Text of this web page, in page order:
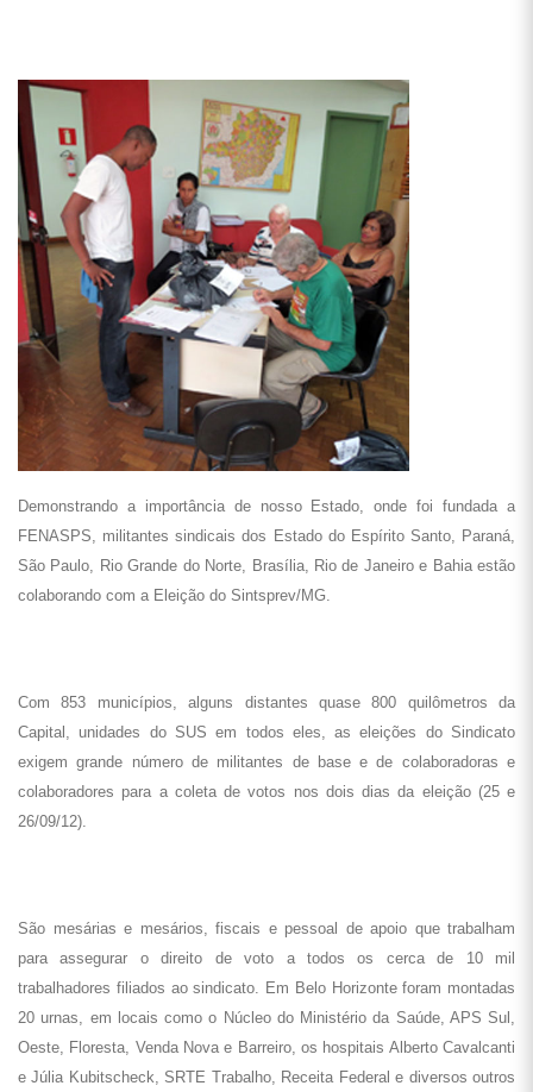
Demonstrando a importância de nosso Estado, onde foi fundada a
FENASPS, militantes sindicais dos Estado do Espírito Santo, Paraná,
São Paulo, Rio Grande do Norte, Brasília, Rio de Janeiro e Bahia estão
colaborando com a Eleição do Sintsprev/MG.
Com 853 municípios, alguns distantes quase 800 quilômetros da
Capital, unidades do SUS em todos eles, as eleições do Sindicato
exigem grande número de militantes de base e de colaboradoras e
colaboradores para a coleta de votos nos dois dias da eleição (25 e
26/09/12).
São mesárias e mesários, fiscais e pessoal de apoio que trabalham
para assegurar o direito de voto a todos os cerca de 10 mil
trabalhadores filiados ao sindicato. Em Belo Horizonte foram montadas
20 urnas, em locais como o Núcleo do Ministério da Saúde, APS Sul,
Oeste, Floresta, Venda Nova e Barreiro, os hospitais Alberto Cavalcanti
e Júlia Kubitscheck, SRTE Trabalho, Receita Federal e diversos outros